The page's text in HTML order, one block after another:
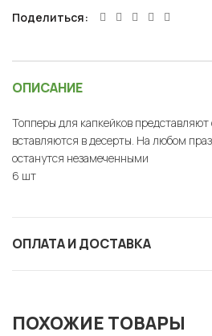
Поделиться
ОПИСАНИЕ
Топперы для капкейков
вставляются в десерты. На любом
останутся незамеченными
6 шт
ОПЛАТА И ДОСТАВКА
ПОХОЖИЕ ТОВАРЫ